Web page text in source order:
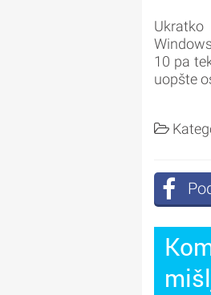
Ukratko
10 pa
uopšte